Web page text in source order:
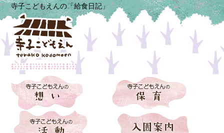
寺子こどもえんの「給食日記」